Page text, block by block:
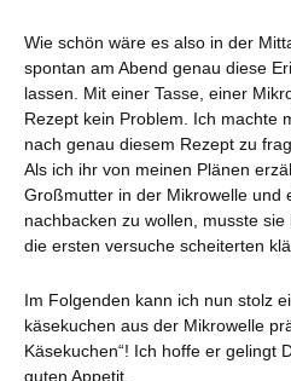
Wie schön wäre es also in der
spontan am Abend genau diese
lassen. Mit einer Tasse, einer
Rezept kein Problem. Ich machte
nach genau diesem Rezept zu
Als ich ihr von meinen Plänen
Großmutter in der Mikrowelle und
nachbacken zu wollen, musste
die ersten versuche scheiterten
Im Folgenden kann ich nun stolz
käsekuchen aus der Mikrowelle
Käsekuchen“! Ich hoffe er gelingt
guten Appetit.